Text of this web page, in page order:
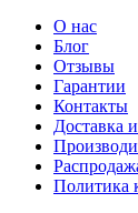
О нас
Блог
Отзывы
Гарантии
Контакты
Доставка
Политика